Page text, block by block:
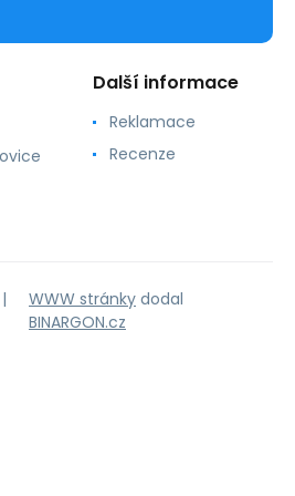
Další informace
Reklamace
Recenze
WWW stránky dodal
BINARGON.cz